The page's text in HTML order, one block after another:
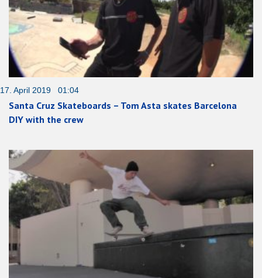
17. April 2019 01:04
Santa Cruz Skateboards – Tom Asta skates Barcelona
DIY with the crew